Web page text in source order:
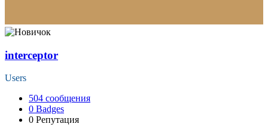
interceptor
Users
504 сообщения
0 Badges
0 Репутация